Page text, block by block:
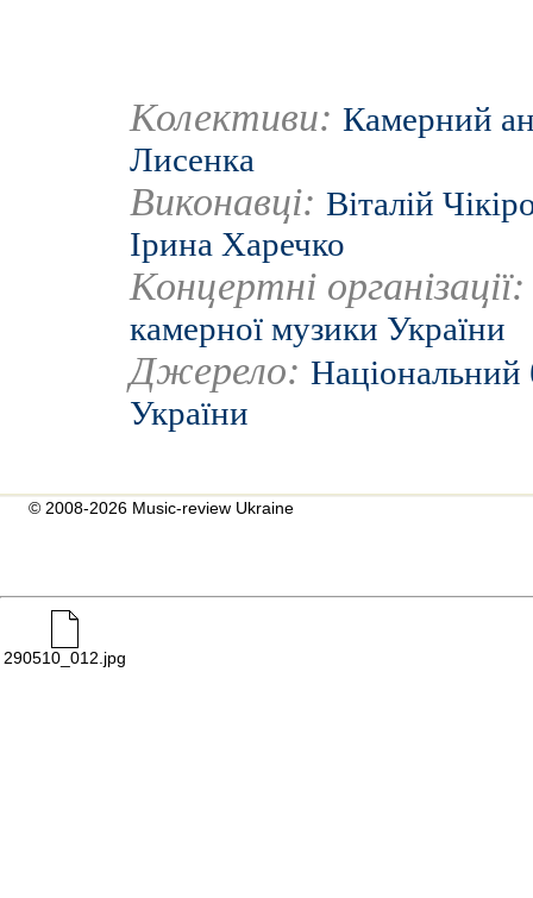
Колективи: Камерний
Лисенка
Виконавці: Віталій
Ірина Харечко
Концертні
камерної музики України
Джерело: Національний
України
© 2008-2026 Music-review Ukraine
290510_012.jpg